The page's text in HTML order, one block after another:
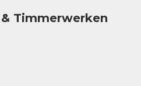
Timmerwerken